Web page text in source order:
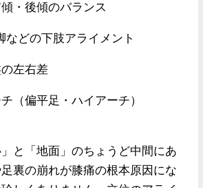
・後傾のバランス
などの下肢アライメント
左右差
（偏平足・ハイアーチ）
と「地面」のちょうど中間にあ
裏の崩れが膝痛の根本原因にな